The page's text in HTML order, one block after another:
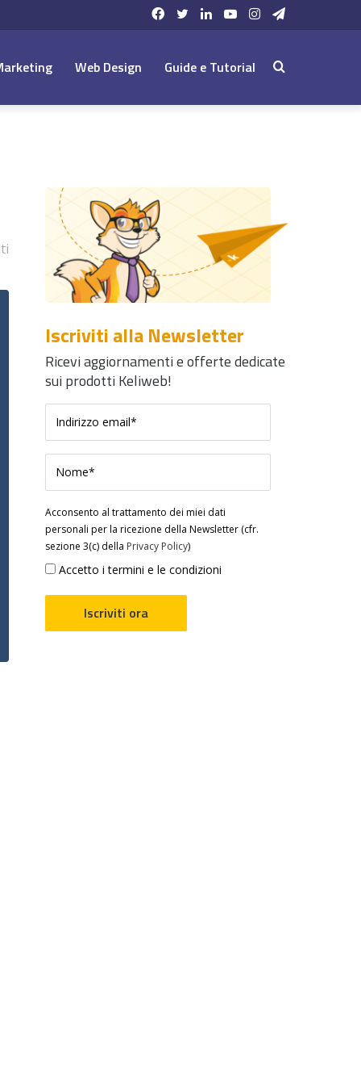
Telegram
Instagram
YouTube
LinkedIn
Twitter
Facebook
Web Design Guide e Tutorial Cerca:
Iscriviti alla Newsletter
Ricevi aggiornamenti e offerte dedicate
sui prodotti Keliweb!
Acconsento al trattamento dei miei dati
personali per la ricezione della Newsletter (cfr.
sezione 3(c) della Privacy Policy)
Accetto i termini e le condizioni